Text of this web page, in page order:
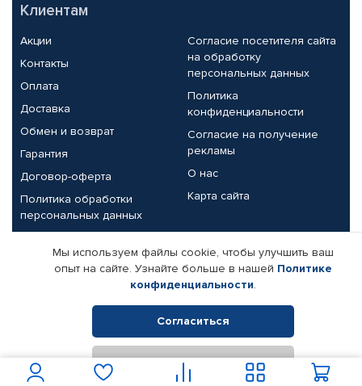
Клиентам
Акции
Контакты
Оплата
Доставка
Обмен и возврат
Гарантия
Договор-оферта
Политика обработки
персональных данных
Согласие посетителя сайта
на обработку
персональных данных
Политика
конфиденциальности
Согласие на получение
рекламы
О нас
Карта сайта
Партнерам
Корпоративным клиентам
Поставщикам
Реквизиты компании
© КАМАЗ ЦЕНТР ДОНЕЦК, 2015-2026. Все права защищены.
Интернет-магазин автомобильных товаров Автопрофи.
Мы используем файлы cookie, чтобы улучшить ваш
опыт на сайте. Узнайте больше в нашей Политике
конфиденциальности.
Согласиться
Отклонить